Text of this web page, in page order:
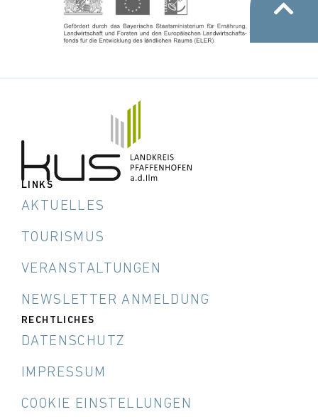
LINKS
AKTUELLES
TOURISMUS
VERANSTALTUNGEN
NEWSLETTER ANMELDUNG
RECHTLICHES
DATENSCHUTZ
IMPRESSUM
COOKIE EINSTELLUNGEN